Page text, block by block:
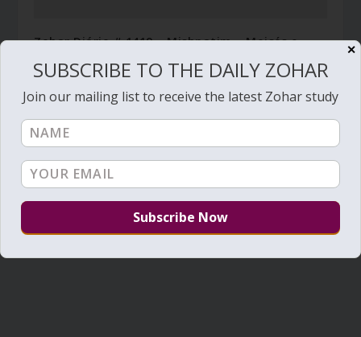
Zohar Diário # 1419 – Mishpatim – Moisés e
January 23, 2014
✕
SUBSCRIBE TO THE DAILY ZOHAR
Join our mailing list to receive the latest Zohar study